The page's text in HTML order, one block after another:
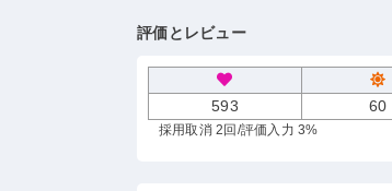
評価とレビュー
593 60
採用取消 2回 /評価入力 3%